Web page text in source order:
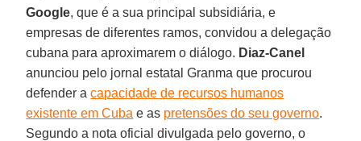
Google, que é a sua principal subsidiária, e
empresas de diferentes ramos, convidou a delegação
cubana para aproximarem o diálogo. Diaz-Canel
anunciou pelo jornal estatal Granma que procurou
defender acapacidade de recursos humanos
existente em Cuba e as pretensões do seu governo.
Segundo a nota oficial divulgada pelo governo, o